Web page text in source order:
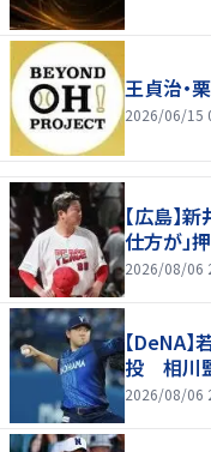
王貞治・
2026/06/15
【広島】
仕方が」
2026/08/06
【DeNA
投 相川監
2026/08/06